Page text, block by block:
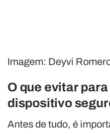
Imagem: Deyvi
O que evitar
dispositivo
Antes de tudo, é